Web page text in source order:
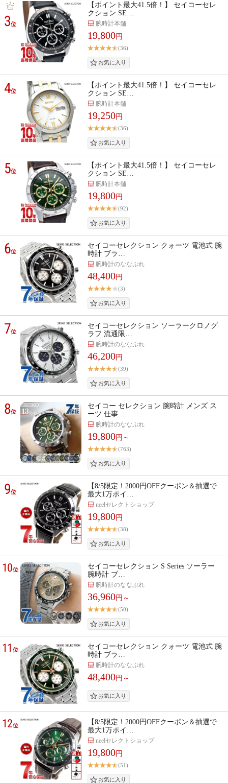
3位
【ポイント最大41.5倍！】 セイコーセレ
クション SE…
腕時計本舗
19,800円
(36)
4位
【ポイント最大41.5倍！】 セイコーセレ
クション SE…
腕時計本舗
19,250円
(36)
5位
【ポイント最大41.5倍！】 セイコーセレ
クション SE…
腕時計本舗
19,800円
(92)
6位
セイコーセレクション クォーツ 電池式 腕
時計 ブラ…
腕時計のななぷれ
48,400円
(3)
7位
セイコーセレクション ソーラークロノグ
ラフ 流通限…
腕時計のななぷれ
46,200円
(39)
8位
セイコー セレクション 腕時計 メンズ ス
ーツ 仕事 …
腕時計のななぷれ
19,800円～
(763)
9位
【8/5限定！2000円OFFクーポン＆抽選で
最大1万ポイ…
neelセレクトショップ
19,800円
(38)
10位
セイコーセレクション S Series ソーラー
腕時計 ブ…
腕時計のななぷれ
36,960円～
(50)
11位
セイコーセレクション クォーツ 電池式 腕
時計 ブラ…
腕時計のななぷれ
48,400円～
12位
【8/5限定！2000円OFFクーポン＆抽選で
最大1万ポイ…
neelセレクトショップ
19,800円
(51)